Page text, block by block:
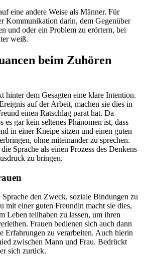
eine andere Weise als Männer. Für
Kommunikation darin, dem Gegenüber
und oder ein Problem zu erörtern, bei
weiß.
beim Zuhören
hinter dem Gesagten eine klare Intention.
auf der Arbeit, machen sie dies in
einen Ratschlag parat hat. Da
es gar kein seltenes Phänomen ist, dass
in einer Kneipe sitzen und einen guten
ohne miteinander zu sprechen.
Sprache als einen Prozess des Denkens
zu bringen.
den Zweck, soziale Bindungen zu
mit einer guten Freundin macht sie dies,
Leben teilhaben zu lassen, um ihren
Frauen bedienen sich auch dann
Erfahrungen zu verarbeiten. Auch hierin
zwischen Mann und Frau. Bedrückt
sich zurück.